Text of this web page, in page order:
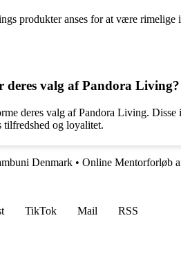
produkter anses for at være
valg af Pandora Living?
deres valg af Pandora Living.
tilfredshed og loyalitet.
Denmark • Online Mentorforløb
TikTok Mail
RSS